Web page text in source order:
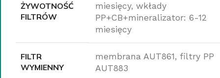
ŻYWOTNOŚĆ
FILTRÓW
miesięcy, wkłady
PP+CB+mineralizator: 6-12
miesięcy
FILTR
WYMIENNY
membrana AUT861, filtry PP
AUT883